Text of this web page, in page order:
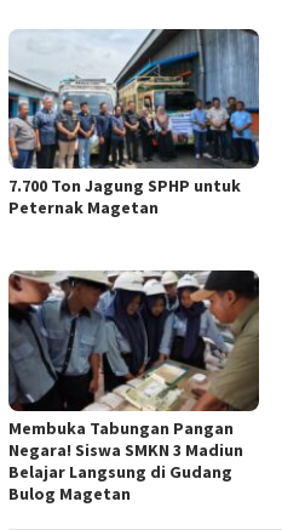
7.700 Ton Jagung SPHP untuk
Peternak Magetan
Membuka Tabungan Pangan
Negara! Siswa SMKN 3 Madiun
Belajar Langsung di Gudang
Bulog Magetan